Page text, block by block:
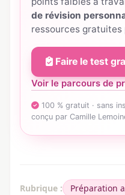
de révision
ressources gratuites
Faire le test
Voir le parcours de
100 % gratuit · sans
conçu par Camille
Rubrique :
Préparation